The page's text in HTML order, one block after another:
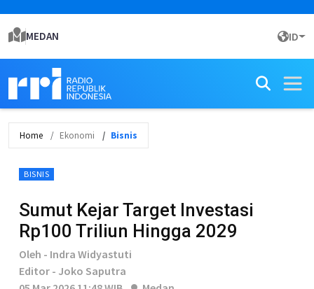
MEDAN ID
Home Ekonomi Bisnis
BISNIS
Sumut Kejar Target Investasi
Rp100 Triliun Hingga 2029
Oleh - Indra Widyastuti
Editor - Joko Saputra